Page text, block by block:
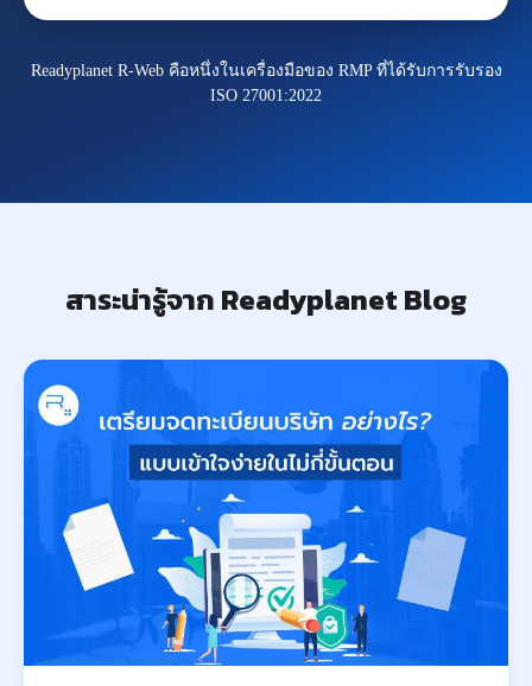
Readyplanet R-Web คือหนึ่งในเครื่องมือของ RMP ที่ได้รับการรับรอง
ISO 27001:2022
สาระน่ารู้จาก Readyplanet Blog